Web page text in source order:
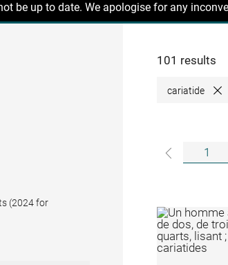
be up to date. We apologise for any
(2024 for
101 results
cariatide